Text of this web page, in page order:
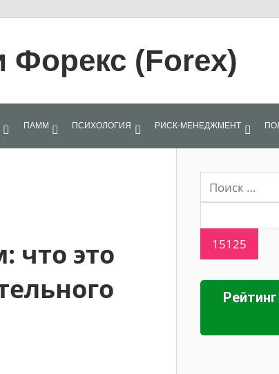
Форекс (Forex)
ПАММ ПСИХОЛОГИЯ РИСК-МЕНЕДЖМЕНТ
что это